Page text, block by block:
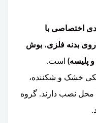
اختصاصی با
بدنه فلزی، بوش
پلیسه) است.
خشک و شکننده،
محل نصب دارند. گروه